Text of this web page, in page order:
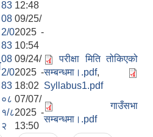
83 12:48
08
2/0
83
09/25/
2025 -
10:54
08
2/0
83
09/24/
2025 -
18:02
परीक्षा मिति तोकिएको
सम्बन्धमा।.pdf,
Syllabus1.pdf
०८
१/८
२
07/07/
2025 -
13:50
गाउँसभा
सम्बन्धमा।.pdf